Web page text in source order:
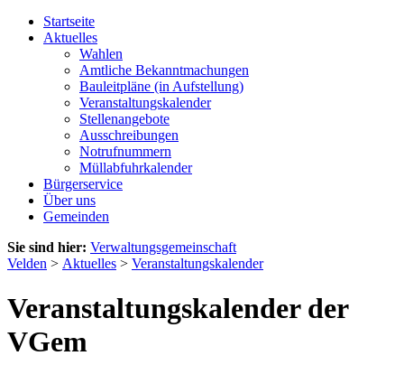
Startseite
Aktuelles
Wahlen
Amtliche Bekanntmachungen
Bauleitpläne (in Aufstellung)
Veranstaltungskalender
Stellenangebote
Ausschreibungen
Notrufnummern
Müllabfuhrkalender
Bürgerservice
Über uns
Gemeinden
Sie sind hier: Verwaltungsgemeinschaft
Velden > Aktuelles > Veranstaltungskalender
Veranstaltungskalender der
VGem